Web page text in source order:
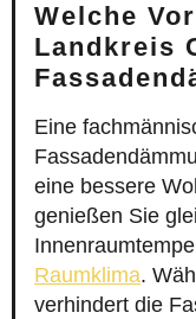
Welche
Landkreis
Eine
eine bessere
genießen Sie
Raumklima.
verhindert die